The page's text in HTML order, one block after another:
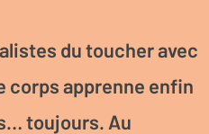
du toucher avec
corps apprenne enfin
toujours. Au